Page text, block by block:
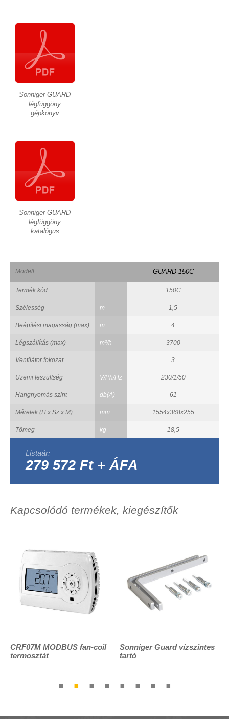
Sonniger GUARD
légfüggöny
gépkönyv
Sonniger GUARD
légfüggöny
katalógus
Modell GUARD 150C
Termék kód 150C
Szélesség m 1,5
Beépítési magasság (max) m 4
Légszállítás (max) m³/h 3700
Ventilátor fokozat 3
Üzemi feszültség V/Ph/Hz 230/1/50
Hangnyomás szint db(A) 61
Méretek (H x Sz x M) mm 1554x368x255
Tömeg kg 18,5
Listaár:
279 572 Ft + ÁFA
Kapcsolódó termékek, kiegészítők
CRF07M MODBUS fan-coil
termosztát
Sonniger Guard vízszintes
tartó